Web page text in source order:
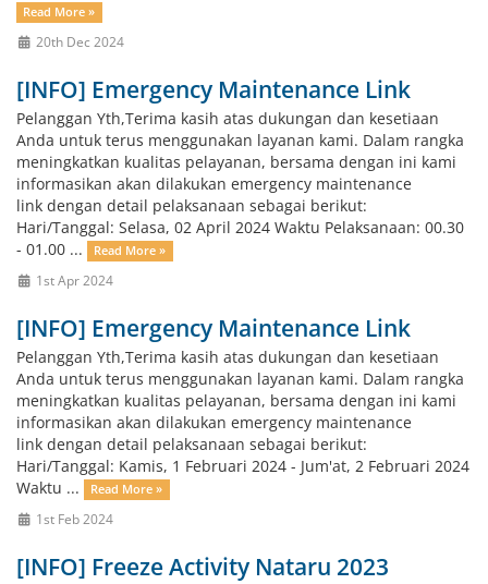
Read More »
20th Dec 2024
[INFO] Emergency Maintenance Link
Pelanggan Yth,Terima kasih atas dukungan dan kesetiaan
Anda untuk terus menggunakan layanan kami. Dalam rangka
meningkatkan kualitas pelayanan, bersama dengan ini kami
informasikan akan dilakukan emergency maintenance
link dengan detail pelaksanaan sebagai berikut:
Hari/Tanggal: Selasa, 02 April 2024 Waktu Pelaksanaan: 00.30
- 01.00 ...
Read More »
1st Apr 2024
[INFO] Emergency Maintenance Link
Pelanggan Yth,Terima kasih atas dukungan dan kesetiaan
Anda untuk terus menggunakan layanan kami. Dalam rangka
meningkatkan kualitas pelayanan, bersama dengan ini kami
informasikan akan dilakukan emergency maintenance
link dengan detail pelaksanaan sebagai berikut:
Hari/Tanggal: Kamis, 1 Februari 2024 - Jum'at, 2 Februari 2024
Waktu ...
Read More »
1st Feb 2024
[INFO] Freeze Activity Nataru 2023